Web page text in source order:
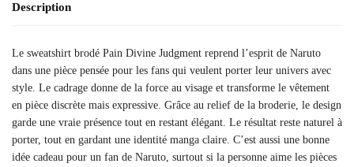
Description
Le sweatshirt brodé Pain Divine Judgment reprend l’esprit de Naruto
dans une pièce pensée pour les fans qui veulent porter leur univers avec
style. Le cadrage donne de la force au visage et transforme le vêtement
en pièce discrète mais expressive. Grâce au relief de la broderie, le design
garde une vraie présence tout en restant élégant. Le résultat reste naturel à
porter, tout en gardant une identité manga claire. C’est aussi une bonne
idée cadeau pour un fan de Naruto, surtout si la personne aime les pièces